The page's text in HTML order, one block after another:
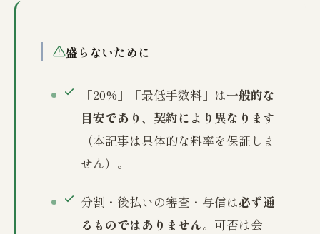
盛らないために
「20%」「最低手数料」は一般的な
目安であり、契約により異なります
（本記事は具体的な料率を保証しま
せん）。
分割・後払いの審査・与信は必ず通
るものではありません。可否は会